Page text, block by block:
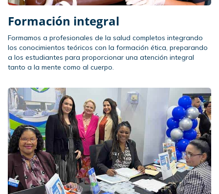
Formación integral
Formamos a profesionales de la salud completos integrando
los conocimientos teóricos con la formación ética, preparando
a los estudiantes para proporcionar una atención integral
tanto a la mente como al cuerpo.